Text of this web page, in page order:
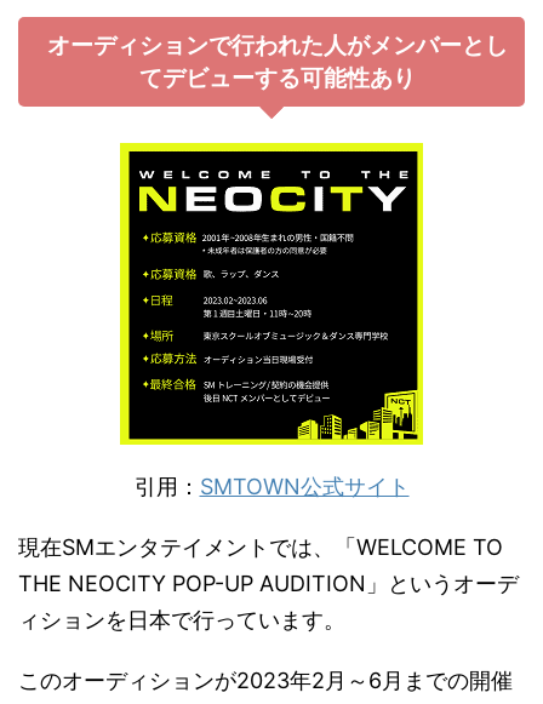
オーディションで行われた人がメンバーとし
てデビューする可能性あり
引用： SMTOWN公式サイト
現在SMエンタテイメントでは、「WELCOME TO
THE NEOCITY POP-UP AUDITION」というオーデ
ィションを日本で行っています。
このオーディションが2023年2月～6月までの開催